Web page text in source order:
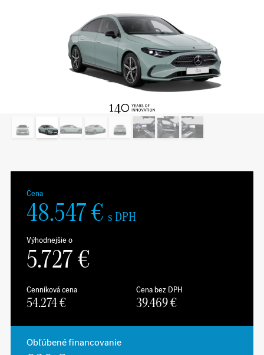
Cena
48.547€ s DPH
Výhodnejšie o
5.727€
Cenníková cena
54.274€
Cena bez DPH
39.469€
Obľúbené financovanie